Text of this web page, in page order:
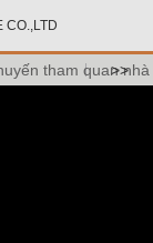
CO.,LTD
tham quan nhà
>>